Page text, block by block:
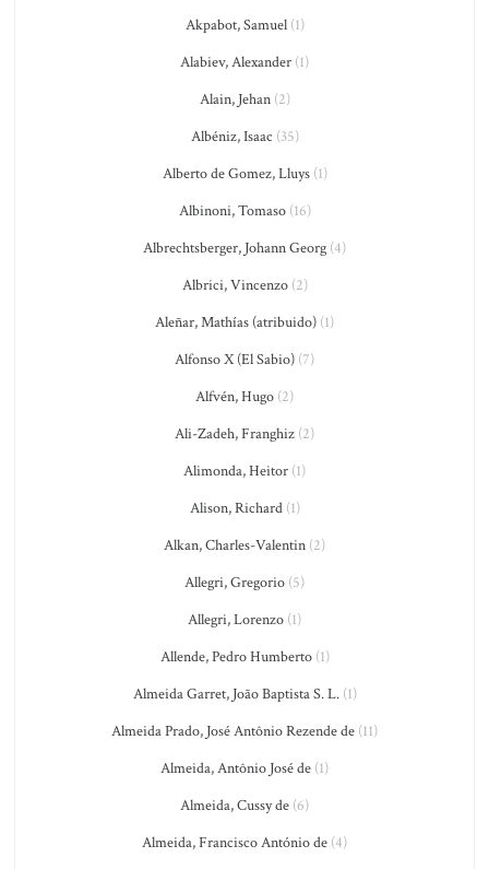
Akpabot, Samuel(1)
Alabiev, Alexander (1)
Alain, Jehan(2)
Albéniz, Isaac (35)
Alberto de Gomez, Lluys(1)
Albinoni, Tomaso(16)
Albrechtsberger, Johann Georg (4)
Albrici, Vincenzo(2)
Aleñar, Mathías (atribuido) (1)
Alfonso X (El Sabio) (7)
Alfvén, Hugo (2)
Ali-Zadeh, Franghiz (2)
Alimonda, Heitor (1)
Alison, Richard(1)
Alkan, Charles-Valentin (2)
Allegri, Gregorio (5)
Allegri, Lorenzo (1)
Allende, Pedro Humberto(1)
Almeida Garret, João Baptista S. L.(1)
Almeida Prado, José Antônio Rezende de (11)
Almeida, Antônio José de (1)
Almeida, Cussy de (6)
Almeida, Francisco António de (4)